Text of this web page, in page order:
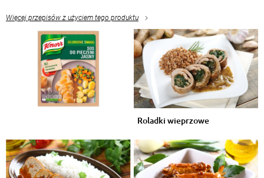
Więcej przepisów z użyciem tego produktu
Roladki wieprzowe